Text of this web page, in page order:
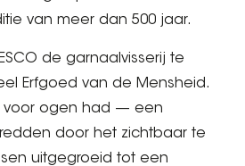
van meer dan 500 jaar.
de garnaalvisserij te
Erfgoed van de Mensheid.
voor ogen had — een
door het zichtbaar te
uitgegroeid tot een